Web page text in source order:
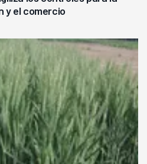
y el comercio